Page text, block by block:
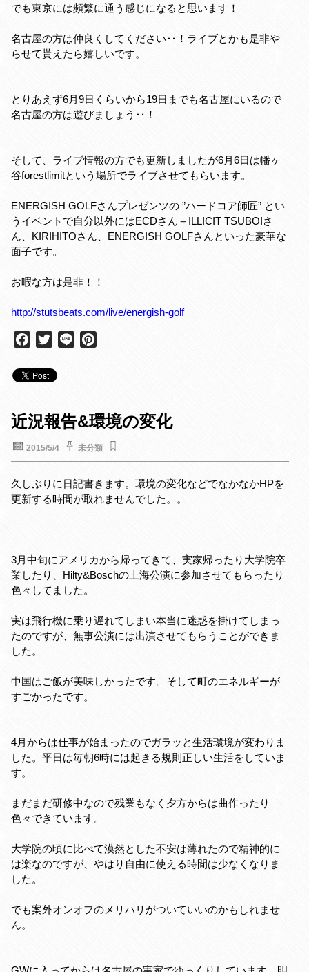
でも東京には頻繁に通う感じになると思います！
名古屋の方は仲良くしてください‥！ライブとかも是非や
らせて貰えたら嬉しいです。
とりあえず6月9日くらいから19日までも名古屋にいるので
名古屋の方は遊びましょう‥！
そして、ライブ情報の方でも更新しましたが6月6日は幡ヶ
谷forestlimitという場所でライブさせてもらいます。
ENERGISH GOLFさんプレゼンツの ”ハードコア師匠” とい
うイベントで自分以外にはECDさん＋ILLICIT TSUBOIさ
ん、KIRIHITOさん、ENERGISH GOLFさんといった豪華な
面子です。
お暇な方は是非！！
http://stutsbeats.com/live/energish-golf
c
e
b
o
o
k
i
t
t
e
r
e
r
e
s
t
近況報告&環境の変化
2015/5/4 未分類
久しぶりに日記書きます。環境の変化などでなかなかHPを
更新する時間が取れませんでした。。
3月中旬にアメリカから帰ってきて、実家帰ったり大学院卒
業したり、Hilty&Boschの上海公演に参加させてもらったり
色々してました。
実は飛行機に乗り遅れてしまい本当に迷惑を掛けてしまっ
たのですが、無事公演には出演させてもらうことができま
した。
中国はご飯が美味しかったです。そして町のエネルギーが
すごかったです。
4月からは仕事が始まったのでガラッと生活環境が変わりま
した。平日は毎朝6時には起きる規則正しい生活をしていま
す。
まだまだ研修中なので残業もなく夕方からは曲作ったり
色々できています。
大学院の頃に比べて漠然とした不安は薄れたので精神的に
は楽なのですが、やはり自由に使える時間は少なくなりま
した。
でも案外オンオフのメリハリがついていいのかもしれませ
ん。